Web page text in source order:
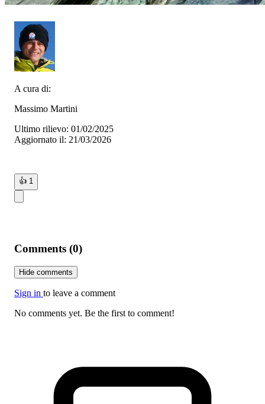
A cura di:
Massimo Martini
Ultimo rilievo: 01/02/2025
Aggiornato il: 21/03/2026
👍 1
Comments (0)
Hide comments
Sign in to leave a comment
No comments yet. Be the first to comment!